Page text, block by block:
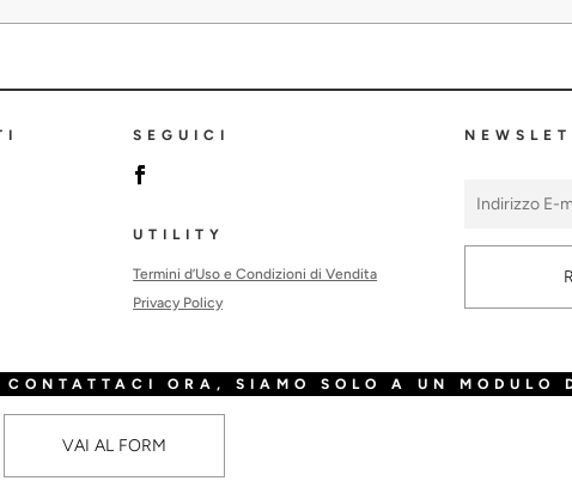
SEGUICI
UTILITY
Termini d’Uso e Condizioni di Vendita
Privacy Policy
ORA, SIAMO SOLO A UN MODULO
VAI AL FORM